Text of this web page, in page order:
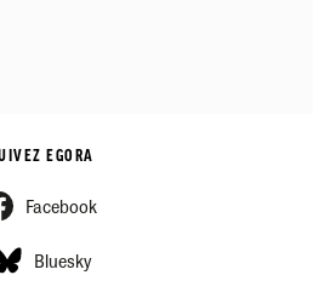
EGORA
Facebook
Bluesky